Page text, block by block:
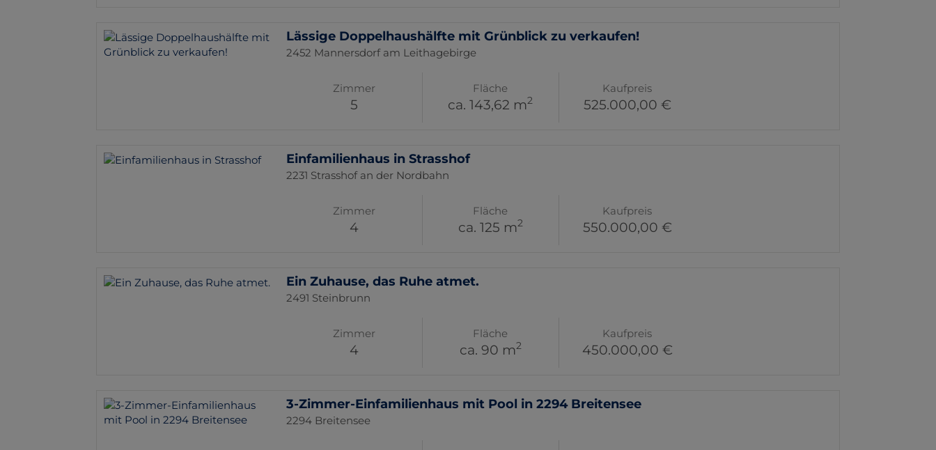
Lässige Doppelhaushälfte mit Grünblick zu verkaufen!
2452 Mannersdorf am Leithagebirge
Zimmer
5
Fläche
ca. 143,62 m2
Kaufpreis
525.000,00 €
Einfamilienhaus in Strasshof
2231 Strasshof an der Nordbahn
Zimmer
4
Fläche
ca. 125 m2
Kaufpreis
550.000,00 €
Ein Zuhause, das Ruhe atmet.
2491 Steinbrunn
Zimmer
4
Fläche
ca. 90 m2
Kaufpreis
450.000,00 €
3-Zimmer-Einfamilienhaus mit Pool in 2294 Breitensee
2294 Breitensee